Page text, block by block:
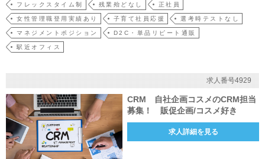
フレックスタイム制 残業殆どなし 正社員
女性管理職登用実績あり 子育て社員応援 選考時テストなし
マネジメントポジション D2C・単品リピート通販
駅近オフィス
求人番号4929
CRM 自社企画コスメのCRM担当
募集！ 販促企画/コスメ好き
求人詳細を見る